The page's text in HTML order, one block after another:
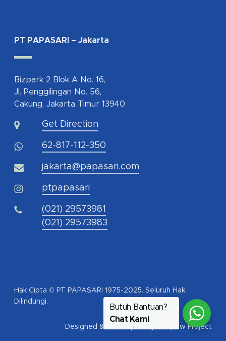
PT PAPASARI – Jakarta
Bizpark 2 Blok A No. 16,
Jl. Penggilingan No. 56,
Cakung, Jakarta Timur 13940
Get Direction
62-817-112-350
jakarta@papasari.com
ptpapasari
(021) 29573981
(021) 29573983
Hak Cipta © PT PAPASARI 1975-2025. Seluruh Hak
Dilindungi.
Designed & Developed by Pawpaw Project
Butuh Bantuan?
Chat Kami